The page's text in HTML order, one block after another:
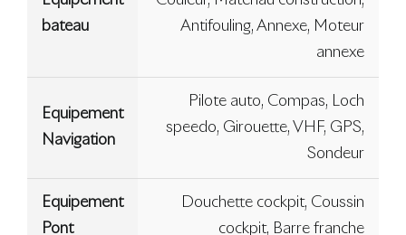
bateau
Antifouling, Annexe, Moteur
annexe
Equipement
Navigation
Pilote auto, Compas, Loch
speedo, Girouette, VHF, GPS,
Sondeur
Equipement
Pont
Douchette cockpit, Coussin
cockpit, Barre franche